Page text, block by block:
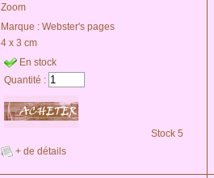
Zoom
Marque : Webster's pages
4 x 3 cm
En stock
Quantité :
Stock 5
+ de détails